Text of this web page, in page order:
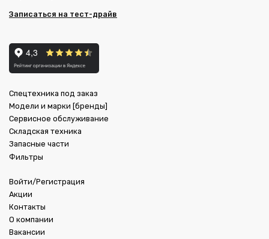
Записаться на тест-драйв
Спецтехника под заказ
Модели и марки [бренды]
Сервисное обслуживание
Складская техника
Запасные части
Фильтры
Войти/Регистрация
Акции
Контакты
О компании
Вакансии